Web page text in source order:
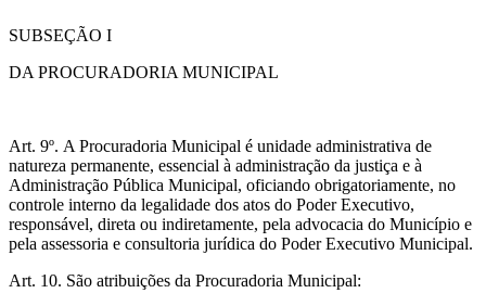
SUBSEÇÃO I
DA PROCURADORIA MUNICIPAL
Art. 9º. A Procuradoria Municipal é unidade administrativa de
natureza permanente, essencial à administração da justiça e à
Administração Pública Municipal, oficiando obrigatoriamente, no
controle interno da legalidade dos atos do Poder Executivo,
responsável, direta ou indiretamente, pela advocacia do Município e
pela assessoria e consultoria jurídica do Poder Executivo Municipal.
Art. 10. São atribuições da Procuradoria Municipal: